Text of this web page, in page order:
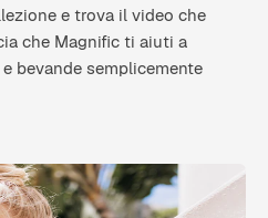
e trova il video che
che Magnific ti aiuti a
bevande semplicemente